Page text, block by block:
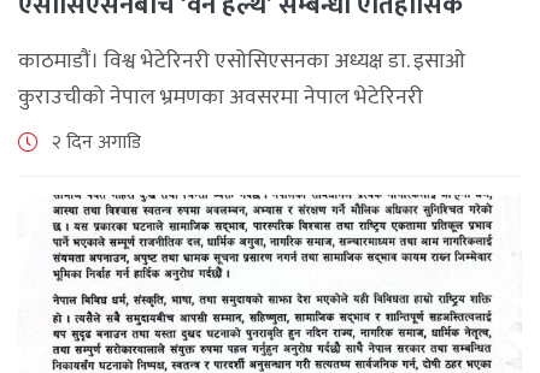
समझदारी
काठमाडौं। विश्व भेटेरिनरी एसोसिएसनका अध्यक्ष डा. इसाओ
कुराउचीको नेपाल भ्रमणका अवसरमा नेपाल भेटेरिनरी
एसोसिएसनले अन्तर्राष्ट्रिय सहकार्यलाई नयाँ उचाइमा पुर्‍याउँदै
जनाएको छ। भ्रमणका क्रममा विश्व [...]
२ दिन अगाडि